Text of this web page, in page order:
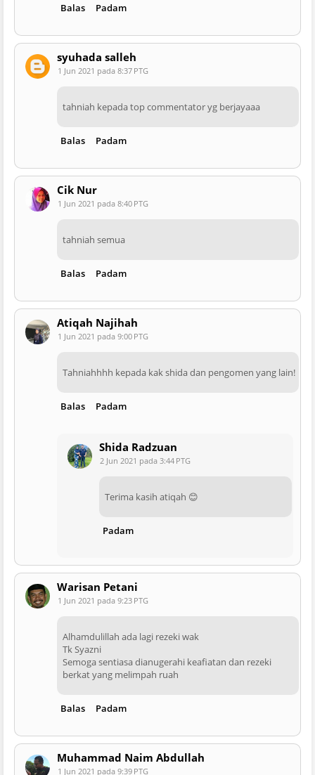
Balas Padam
syuhada salleh
1 Jun 2021 pada 8:37 PTG
tahniah kepada top commentator yg berjayaaa
Balas Padam
Cik Nur
1 Jun 2021 pada 8:40 PTG
tahniah semua
Balas Padam
Atiqah Najihah
1 Jun 2021 pada 9:00 PTG
Tahniahhhh kepada kak shida dan pengomen yang lain!
Balas Padam
Shida Radzuan
2 Jun 2021 pada 3:44 PTG
Terima kasih atiqah 😊
Padam
Warisan Petani
1 Jun 2021 pada 9:23 PTG
Alhamdulillah ada lagi rezeki wak
Tk Syazni
Semoga sentiasa dianugerahi keafiatan dan rezeki
berkat yang melimpah ruah
Balas Padam
Muhammad Naim Abdullah
1 Jun 2021 pada 9:39 PTG